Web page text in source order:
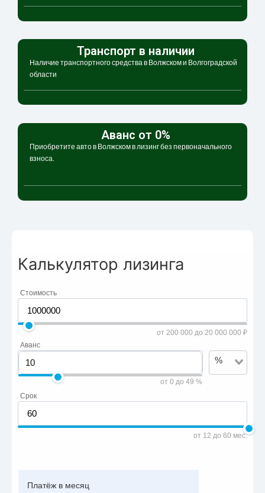
Транспорт в наличии
Наличие транспортного средства в Волжском и Волгоградской
области
Аванс от 0%
Приобретите авто в Волжском в лизинг без первоначального
взноса.
Калькулятор лизинга
Стоимость
от 200 000 до 20 000 000 ₽
Аванс
от 0 до 49 %
%
Срок
от 12 до 60 мес.
Платёж в месяц